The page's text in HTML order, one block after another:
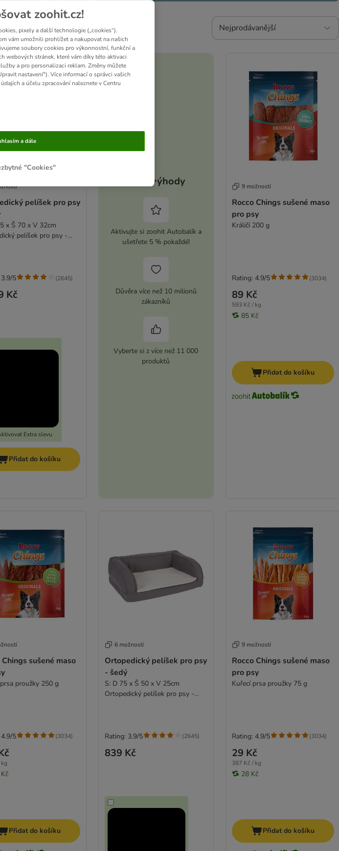
Nejprodávanější
pelíšek pro psy
x Š 70 x V 32cm
pelíšek pro psy -
Kč
Extra slevu
5 (2645)
Přidat do košíku
Vaše výhody
Aktivujte si zoohit Autobalík a
ušetřete 5 % pokaždé!
Důvěra více než 10 milionů
zákazníků
Vyberte si z více než 11 000
produktů
9 možností
Rocco Chings sušené maso
pro psy
Králičí 200 g
89 Kč
593 Kč / kg
85 Kč
Rating: 4.9/5 (3034)
Přidat do košíku
Chings sušené maso
Kachní prsa proužky 250 g
5 (3034)
Přidat do košíku
6 možností
Ortopedický pelíšek pro psy
- šedý
S: D 75 x Š 50 x V 25cm
Ortopedický pelíšek pro psy -
839 Kč
Rating: 3.9/5 (2645)
9 možností
Rocco Chings sušené maso
pro psy
Kuřecí prsa proužky 75 g
29 Kč
387 Kč / kg
28 Kč
Rating: 4.9/5 (3034)
Přidat do košíku
zoohit.cz!
pixely a další technologie („cookies“).
vám umožnili prohlížet a nakupovat na našich
soubory cookies pro výkonnostní, funkční a
webových stránek, které vám díky této aktivaci
a pro personalizaci reklam. Změny můžete
nastavení"). Více informací o správci vašich
a účelu zpracování naleznete v Centru
"Cookies"
a dále